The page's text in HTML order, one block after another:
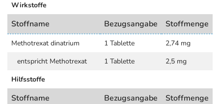
Wirkstoffe
Stoffname Bezugsangabe Stoffmenge
Methotrexat dinatrium 1 Tablette
2,74 mg
entspricht Methotrexat
1 Tablette
2,5 mg
Hilfsstoffe
Stoffname Bezugsangabe Stoffmenge